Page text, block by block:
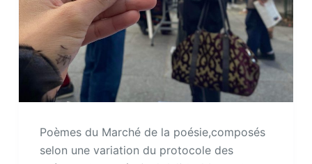
Poèmes du Marché de la poésie,composés
selon une variation du protocole des